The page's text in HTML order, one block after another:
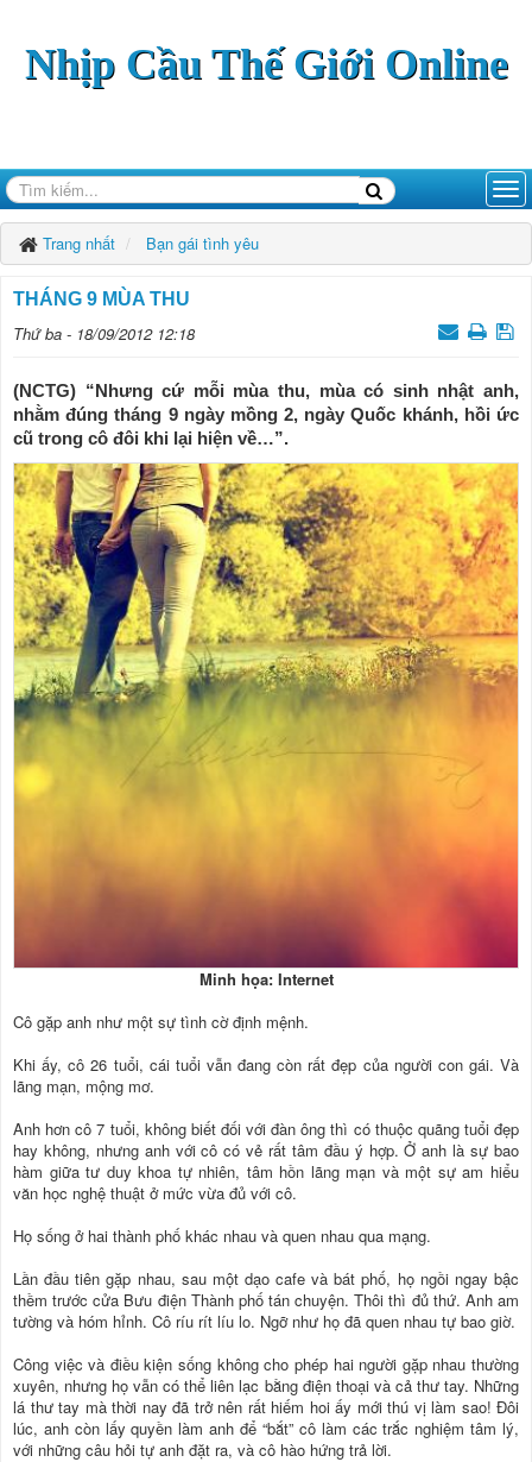
Nhịp Cầu Thế Giới Online
Trang nhất Bạn gái tình yêu
THÁNG 9 MÙA THU
Thứ ba - 18/09/2012 12:18
(NCTG) “Nhưng cứ mỗi mùa thu, mùa có sinh nhật anh,
nhằm đúng tháng 9 ngày mồng 2, ngày Quốc khánh, hồi ức
cũ trong cô đôi khi lại hiện về…”.
Minh họa: Internet
Cô gặp anh như một sự tình cờ định mệnh.
Khi ấy, cô 26 tuổi, cái tuổi vẫn đang còn rất đẹp của người con gái. Và
lãng mạn, mộng mơ.
Anh hơn cô 7 tuổi, không biết đối với đàn ông thì có thuộc quãng tuổi đẹp
hay không, nhưng anh với cô có vẻ rất tâm đầu ý hợp. Ở anh là sự bao
hàm giữa tư duy khoa tự nhiên, tâm hồn lãng mạn và một sự am hiểu
văn học nghệ thuật ở mức vừa đủ với cô.
Họ sống ở hai thành phố khác nhau và quen nhau qua mạng.
Lần đầu tiên gặp nhau, sau một dạo cafe và bát phố, họ ngồi ngay bậc
thềm trước cửa Bưu điện Thành phố tán chuyện. Thôi thì đủ thứ. Anh am
tường và hóm hỉnh. Cô ríu rít líu lo. Ngỡ như họ đã quen nhau tự bao giờ.
Công việc và điều kiện sống không cho phép hai người gặp nhau thường
xuyên, nhưng họ vẫn có thể liên lạc bằng điện thoại và cả thư tay. Những
lá thư tay mà thời nay đã trở nên rất hiếm hoi ấy mới thú vị làm sao! Đôi
lúc, anh còn lấy quyền làm anh để “bắt” cô làm các trắc nghiệm tâm lý,
với những câu hỏi tự anh đặt ra, và cô hào hứng trả lời.